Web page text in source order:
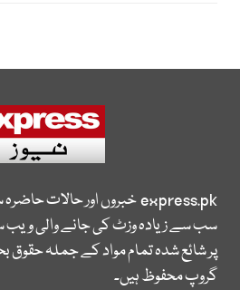
express.pkخبروں اور حالات
سب سے زیادہ وزٹ کی جانے والی
پر شائع شدہ تمام مواد کے جملہ حقوق
گروپ محفوظ ہیں۔